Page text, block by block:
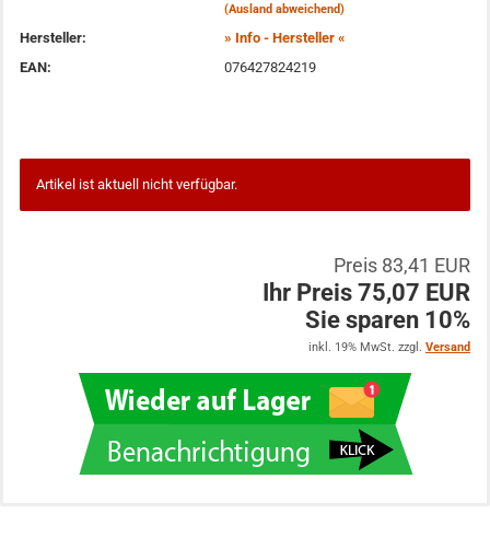
(Ausland abweichend)
Hersteller:
» Info - Hersteller «
EAN:
076427824219
Artikel ist aktuell nicht verfügbar.
Preis 83,41 EUR
Ihr Preis 75,07 EUR
Sie sparen 10%
inkl. 19% MwSt. zzgl. Versand